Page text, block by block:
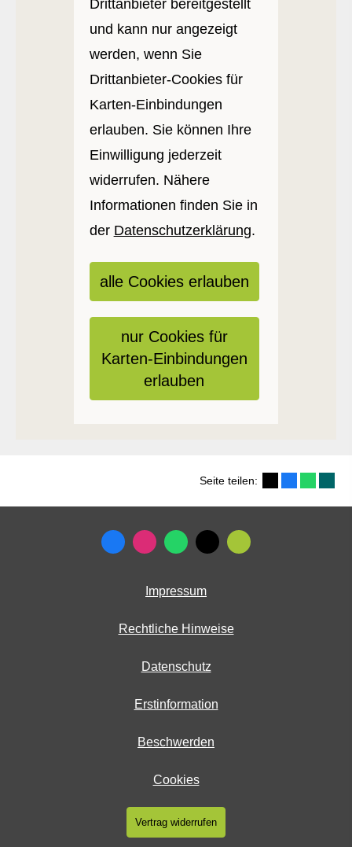
Drittanbieter bereitgestellt
und kann nur angezeigt
werden, wenn Sie
Drittanbieter-Cookies für
Karten-Einbindungen
erlauben. Sie können Ihre
Einwilligung jederzeit
widerrufen. Nähere
Informationen finden Sie in
der Datenschutzerklärung.
alle Cookies erlauben
nur Cookies für
Karten-Einbindungen
erlauben
Seite teilen:
Impressum
Rechtliche Hinweise
Datenschutz
Erstinformation
Beschwerden
Cookies
Vertrag widerrufen